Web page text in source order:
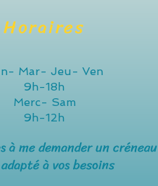
Horaires
Mar- Jeu- Ven
9h-18h
Merc- Sam
9h-12h
à me demander un créneau
à vos besoins